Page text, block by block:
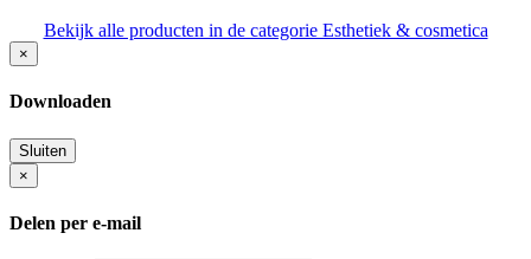
Bekijk alle producten in de categorie Esthetiek & cosmetica
×
Downloaden
Sluiten
×
Delen per e-mail